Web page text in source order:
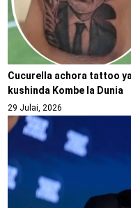
Cucurella achora tattoo
kushinda Kombe la Dunia
29 Julai, 2026